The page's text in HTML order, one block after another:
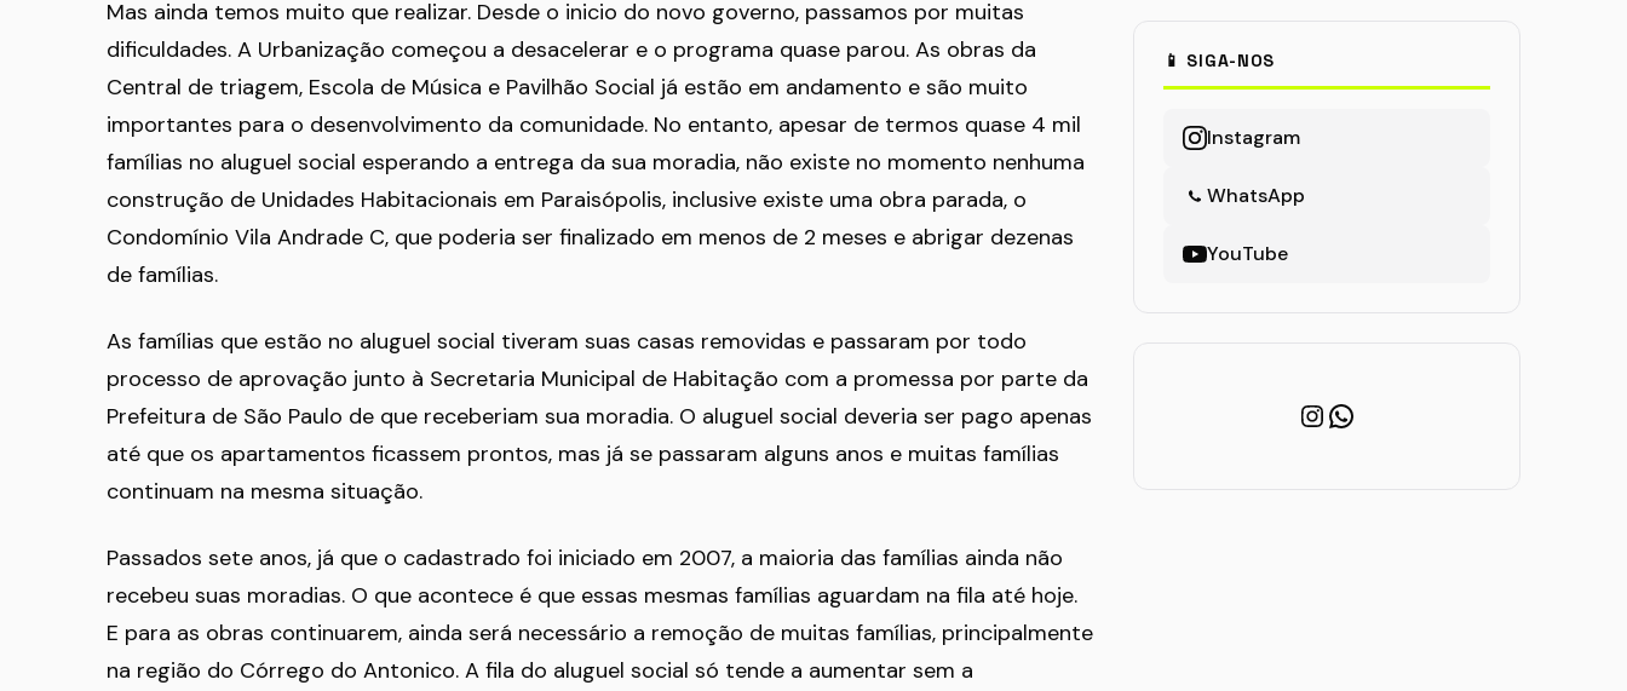
Mas ainda temos muito que realizar. Desde o inicio do novo governo, passamos por muitas
dificuldades. A Urbanização começou a desacelerar e o programa quase parou. As obras da
Central de triagem, Escola de Música e Pavilhão Social já estão em andamento e são muito
importantes para o desenvolvimento da comunidade. No entanto, apesar de termos quase 4 mil
famílias no aluguel social esperando a entrega da sua moradia, não existe no momento nenhuma
construção de Unidades Habitacionais em Paraisópolis, inclusive existe uma obra parada, o
Condomínio Vila Andrade C, que poderia ser finalizado em menos de 2 meses e abrigar dezenas
de famílias.
As famílias que estão no aluguel social tiveram suas casas removidas e passaram por todo
processo de aprovação junto à Secretaria Municipal de Habitação com a promessa por parte da
Prefeitura de São Paulo de que receberiam sua moradia. O aluguel social deveria ser pago apenas
até que os apartamentos ficassem prontos, mas já se passaram alguns anos e muitas famílias
continuam na mesma situação.
Passados sete anos, já que o cadastrado foi iniciado em 2007, a maioria das famílias ainda não
recebeu suas moradias. O que acontece é que essas mesmas famílias aguardam na fila até hoje.
E para as obras continuarem, ainda será necessário a remoção de muitas famílias, principalmente
na região do Córrego do Antonico. A fila do aluguel social só tende a aumentar sem a
📱 SIGA-NOS
Instagram
WhatsApp
YouTube
Instagram
WhatsApp